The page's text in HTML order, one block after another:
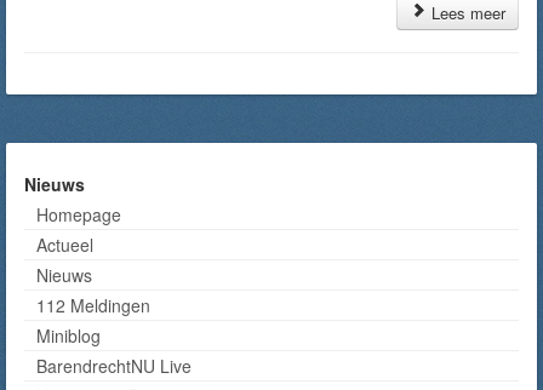
Lees meer
Nieuws
Homepage
Actueel
Nieuws
112 Meldingen
Miniblog
BarendrechtNU Live